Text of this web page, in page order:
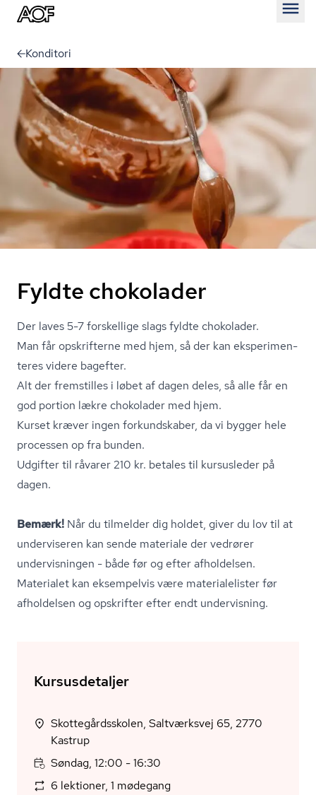
Konditori
Fyldte chokolader
Der laves 5-7 forskellige slags fyldte chokolader.
Man får opskrifterne med hjem, så der kan eks­pe­ri­men­
te­res videre bagefter.
Alt der fremstilles i løbet af dagen deles, så alle får en
god portion lækre chokolader med hjem.
Kurset kræver ingen forkundskaber, da vi bygger hele
processen op fra bunden.
Udgifter til råvarer 210 kr. betales til kursusleder på
dagen.
Bemærk! Når du tilmelder dig holdet, giver du lov til at
underviseren kan sende materiale der vedrører
undervisningen - både før og efter afholdelsen.
Materialet kan eksempelvis være ma­te­ri­a­le­li­ster før
afholdelsen og opskrifter efter endt undervisning.
Kursusdetaljer
Skottegårdsskolen, Saltværksvej 65, 2770
Kastrup
Søndag, 12:00 - 16:30
6 lektioner, 1 mødegang